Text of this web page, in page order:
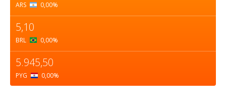
ARS 0,00%
5,10
BRL 0,00%
5.945,50
PYG 0,00%